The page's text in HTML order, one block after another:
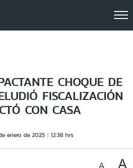
CHOQUE DE
FISCALIZACIÓN
CON CASA
enero de 2025 12:38 hrs